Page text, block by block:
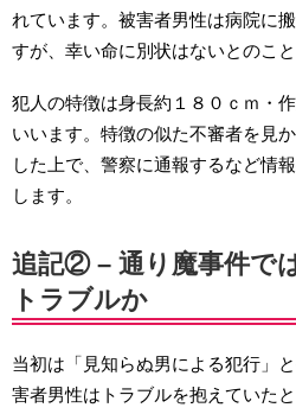
れています。被害者男性は病院に
すが、幸い命に別状はないとのこと
犯人の特徴は身長約１８０ｃｍ・
いいます。特徴の似た不審者を見
した上で、警察に通報するなど情
します。
追記② – 通り魔事件で
トラブルか
当初は「見知らぬ男による犯行」
害者男性はトラブルを抱えていた